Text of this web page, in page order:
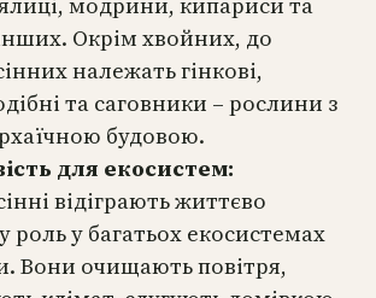
Окрім хвойних, до
належать гінкові,
та саговники – рослини з
будовою.
для екосистем:
відіграють життєво
роль у багатьох екосистемах
Вони очищають повітря,